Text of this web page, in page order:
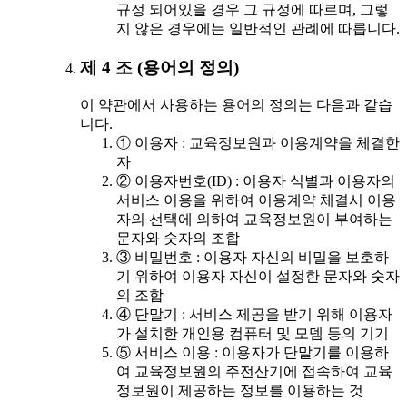
규정 되어있을 경우 그 규정에 따르며, 그렇
지 않은 경우에는 일반적인 관례에 따릅니다.
제 4 조 (용어의 정의)
이 약관에서 사용하는 용어의 정의는 다음과 같습
니다.
① 이용자 : 교육정보원과 이용계약을 체결한
자
② 이용자번호(ID) : 이용자 식별과 이용자의
서비스 이용을 위하여 이용계약 체결시 이용
자의 선택에 의하여 교육정보원이 부여하는
문자와 숫자의 조합
③ 비밀번호 : 이용자 자신의 비밀을 보호하
기 위하여 이용자 자신이 설정한 문자와 숫자
의 조합
④ 단말기 : 서비스 제공을 받기 위해 이용자
가 설치한 개인용 컴퓨터 및 모뎀 등의 기기
⑤ 서비스 이용 : 이용자가 단말기를 이용하
여 교육정보원의 주전산기에 접속하여 교육
정보원이 제공하는 정보를 이용하는 것